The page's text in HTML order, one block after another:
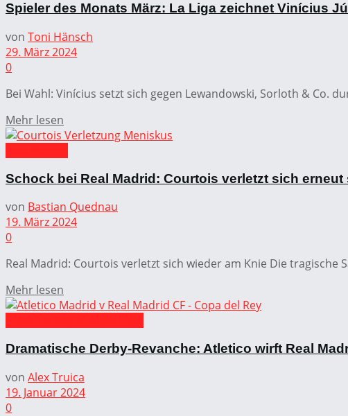
Spieler des Monats März: La Liga zeichnet Vinícius
von Toni Hänsch
29. März 2024
0
Bei Wahl: Vinícius setzt sich gegen Lewandowski, Sorloth & Co.
Mehr lesen
Schock bei Real Madrid: Courtois verletzt sich erneut
von Bastian Quednau
19. März 2024
0
Real Madrid: Courtois verletzt sich wieder am Knie Die
Mehr lesen
Dramatische Derby-Revanche: Atletico wirft Real
von Alex Truica
19. Januar 2024
0